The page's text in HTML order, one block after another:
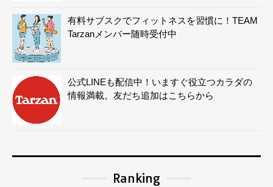
有料サブスクでフィットネスを習慣に！TEAM
Tarzanメンバー随時受付中
公式LINEも配信中！いますぐ役立つカラダの
情報満載。友だち追加はこちらから
Ranking